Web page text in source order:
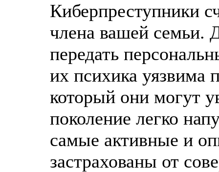
Киберпреступники
члена вашей семьи.
передать
их психика уязвима
который они могут
поколение легко
самые активные и
застрахованы от